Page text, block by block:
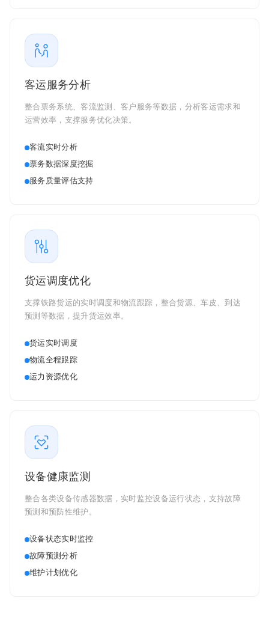
客运服务分析
整合票务系统、客流监测、客户服务等数据，分析客运需求和
运营效率，支撑服务优化决策。
客流实时分析
票务数据深度挖掘
服务质量评估支持
货运调度优化
支撑铁路货运的实时调度和物流跟踪，整合货源、车皮、到达
预测等数据，提升货运效率。
货运实时调度
物流全程跟踪
运力资源优化
设备健康监测
整合各类设备传感器数据，实时监控设备运行状态，支持故障
预测和预防性维护。
设备状态实时监控
故障预测分析
维护计划优化